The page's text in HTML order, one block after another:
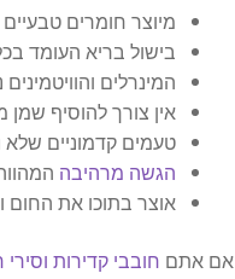
מיוצר חומרים
בישול בריא העומד
המינרלים
אין צורך להוסיף
טעמים קדמוניים שלא
הגשה מרהיבה
אוצר בתוכו את החום
אם אתם חובבי קדירות